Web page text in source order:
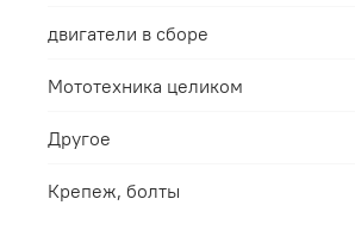
двигатели в сборе
Мототехника целиком
Другое
Крепеж, болты